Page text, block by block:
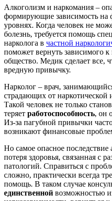
Алкоголизм и наркомания –
формирующие зависимость на
уровнях. Когда человек не
болезнь, требуется помощь
нарколога в частной
поможет вернуть зависимого к
общество. Медик сделает все,
вредную привычку.
Нарколог – врач,
страдающих от наркотической
Такой человек не только
теряет работоспособность, он
Из-за пагубной привычки
возникают финансовые
Но самое опасное
потеря здоровья, связанная с
патологий. Справиться с
сложно, практически всегда
помощь. В таком случае
единственной возможностью